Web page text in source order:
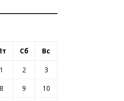
Сб Вс
1 2
3
8 9 10